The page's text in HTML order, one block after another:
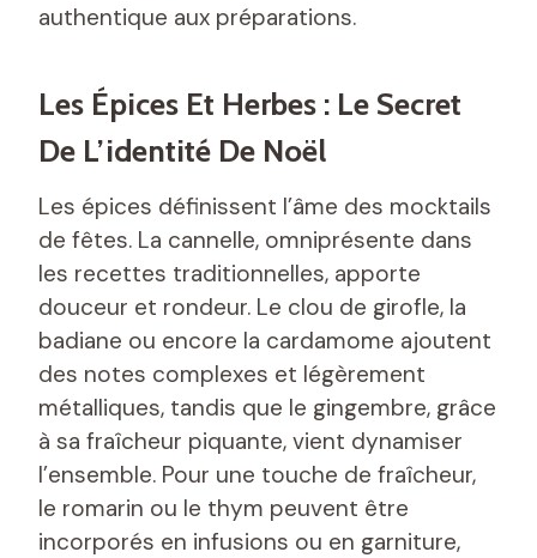
authentique aux préparations.
Les Épices Et Herbes : Le Secret
De L’identité De Noël
Les épices définissent l’âme des mocktails
de fêtes. La cannelle, omniprésente dans
les recettes traditionnelles, apporte
douceur et rondeur. Le clou de girofle, la
badiane ou encore la cardamome ajoutent
des notes complexes et légèrement
métalliques, tandis que le gingembre, grâce
à sa fraîcheur piquante, vient dynamiser
l’ensemble. Pour une touche de fraîcheur,
le romarin ou le thym peuvent être
incorporés en infusions ou en garniture,